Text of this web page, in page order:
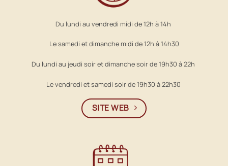
Du lundi au vendredi midi de 12h à 14h
Le samedi et dimanche midi de 12h à 14h30
Du lundi au jeudi soir et dimanche soir de 19h30 à 22h
Le vendredi et samedi soir de 19h30 à 22h30
SITE WEB